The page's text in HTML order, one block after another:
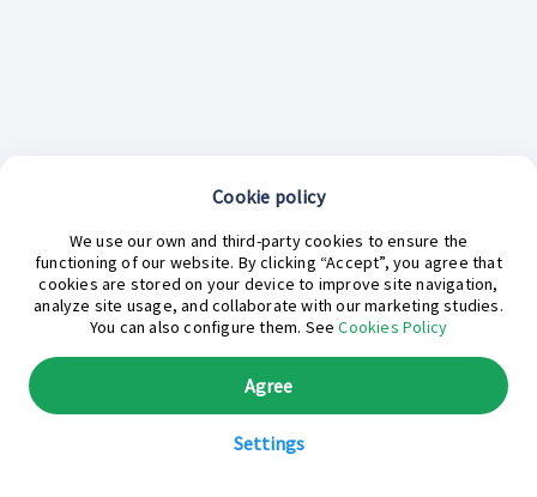
¿En qué podemos ayudarte hoy?
Cookie policy
We use our own and third-party cookies to ensure the
functioning of our website. By clicking “Accept”, you agree that
cookies are stored on your device to improve site navigation,
analyze site usage, and collaborate with our marketing studies.
You can also configure them. SeeCookies Policy
Settings
Agree